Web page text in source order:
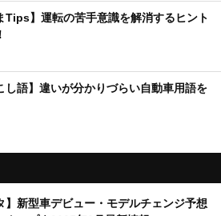
Tips】運転の苦手意識を解消するヒント
し語】違いが分かりづらい自動車用語を
】新型車デビュー・モデルチェンジ予想